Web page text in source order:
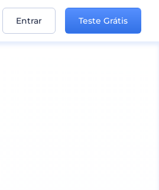
Entrar Teste Grátis